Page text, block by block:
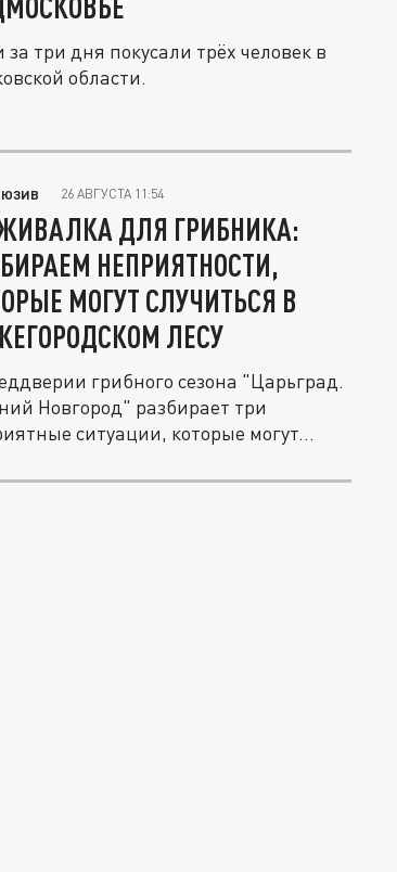
за три дня покусали трёх человек в
области.
26 АВГУСТА 11:54
ДЛЯ ГРИБНИКА:
НЕПРИЯТНОСТИ,
МОГУТ СЛУЧИТЬСЯ В
ЛЕСУ
грибного сезона "Царьград.
Новгород" разбирает три
ситуации, которые могут...